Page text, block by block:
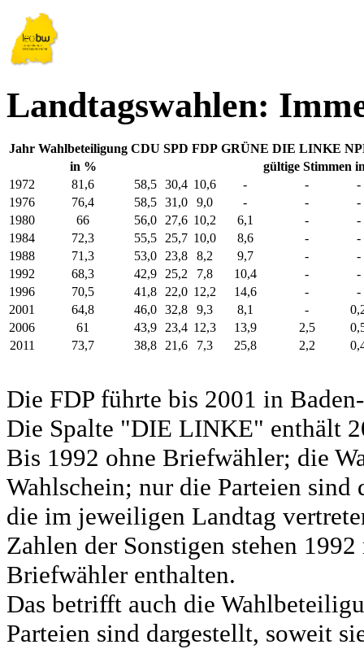
Landtagswahlen:
Jahr Wahlbeteiligung CDU SPD FDP GRÜNE DIE LINKE
in %
gültige Stimmen
1972
81,6 58,5 30,4 10,6 - -
-
1976
76,4 58,5 31,0 9,0 - -
-
1980
66 56,0 27,6 10,2 6,1 -
-
1984
72,3 55,5 25,7 10,0 8,6 -
-
1988
71,3 53,0 23,8 8,2 9,7 -
-
1992
68,3 42,9 25,2 7,8 10,4 -
-
1996
70,5 41,8 22,0 12,2 14,6 -
-
2001
64,8 46,0 32,8 9,3 8,1 -
2006
61 43,9 23,4 12,3 13,9 2,5
2011
73,7 38,8 21,6 7,3 25,8 2,2
Die FDP führte bis 2001 in
Die Spalte "DIE LINKE" enthält
Bis 1992 ohne Briefwähler; die
Wahlschein; nur die Parteien sind
die im jeweiligen Landtag
Zahlen der Sonstigen stehen
Briefwähler enthalten.
Das betrifft auch die
Parteien sind dargestellt, soweit